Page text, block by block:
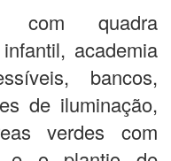
com quadra
academia
bancos,
de iluminação,
verdes com